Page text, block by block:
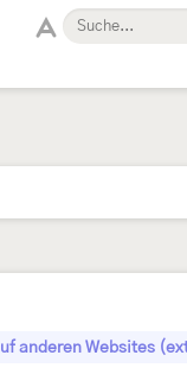
anderen Websites